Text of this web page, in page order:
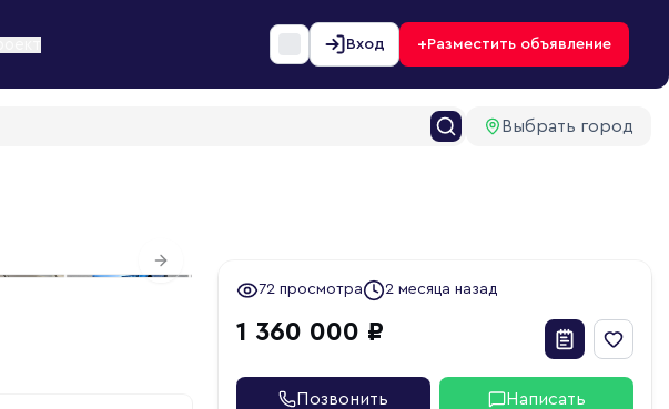
Вход + Разместить объявление
Выбрать город
Next slide
72 просмотра
2 месяца назад
1 360 000 ₽
Позвонить Написать